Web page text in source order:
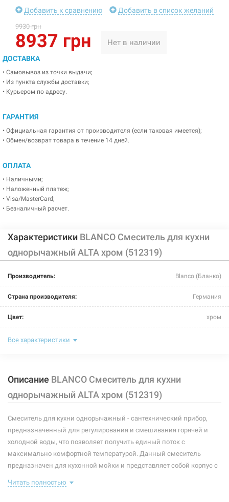
Добавить к сравнению
Добавить в список желаний
9930 грн
8937 грн Нет в наличии
ДОСТАВКА
• Самовывоз из точки выдачи;
• Из пункта службы доставки;
• Курьером по адресу.
ГАРАНТИЯ
• Официальная гарантия от производителя (если таковая имеется);
• Обмен/возврат товара в течение 14 дней.
ОПЛАТА
• Наличными;
• Наложенный платеж;
• Visa/MasterCard;
• Безналичный расчет.
Характеристики BLANCO Смеситель для кухни
однорычажный ALTA хром (512319)
Производитель: Blanco (Бланко)
Страна производителя: Германия
Цвет: хром
Назначение смесителя:
Размер картриджа:
Тип конструкции:
Тип смесителя (крана): однорычажный
Материал корпуса смесителя (крана):
Тип излива:
Все характеристики
Описание BLANCO Смеситель для кухни
однорычажный ALTA хром (512319)
Смеситель для кухни однорычажный - сантехнический прибор,
предназначенный для регулирования и смешивания горячей и
холодной воды, что позволяет получить единый поток с
максимально комфортной температурой. Данный смеситель
предназначен для кухонной мойки и представляет собой корпус с
позволяющего контролировать поток и температуру воды.
Читать полностью